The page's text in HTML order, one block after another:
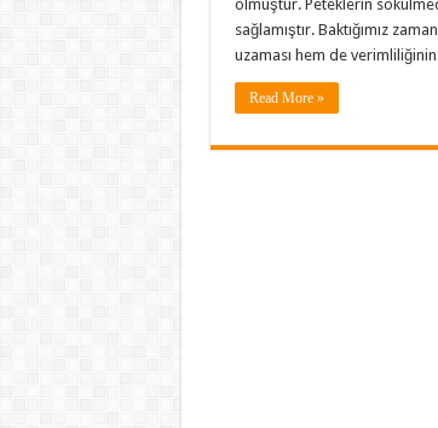
olmuştur. Peteklerin
sağlamıştır. Baktığımız
uzaması hem de
Read More »